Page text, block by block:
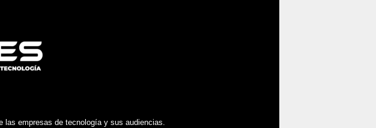
las empresas de tecnología y sus audiencias.